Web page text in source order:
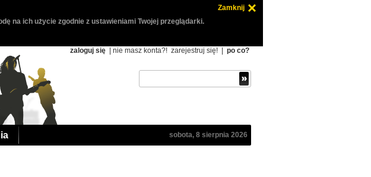
Zamknij
na ich użycie zgodnie z ustawieniami Twojej przeglądarki.
zaloguj się | nie masz konta?! zarejestruj się! po co?
sobota, 8 sierpnia 2026